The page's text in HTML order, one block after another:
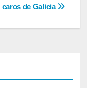
caros de Galicia